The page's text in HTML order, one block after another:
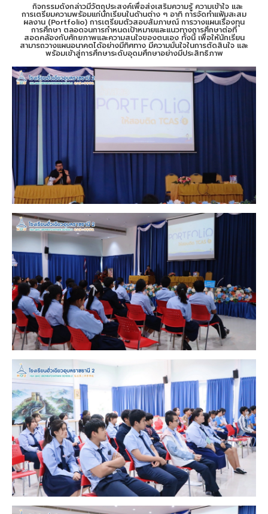
กิจกรรมดังกล่าวมีวัตถุประสงค์เพื่อส่งเสริมความรู้ ความเข้าใจ และ
การเตรียมความพร้อมแก่นักเรียนในด้านต่าง ๆ อาทิ การจัดทำแฟ้มสะสม
ผลงาน (Portfolio) การเตรียมตัวสอบสัมภาษณ์ การวางแผนเรื่องทุน
การศึกษา ตลอดจนการกำหนดเป้าหมายและแนวทางการศึกษาต่อที่
สอดคล้องกับศักยภาพและความสนใจของตนเอง ทั้งนี้ เพื่อให้นักเรียน
สามารถวางแผนอนาคตได้อย่างมีทิศทาง มีความมั่นใจในการตัดสินใจ และ
พร้อมเข้าสู่การศึกษาระดับอุดมศึกษาอย่างมีประสิทธิภาพ